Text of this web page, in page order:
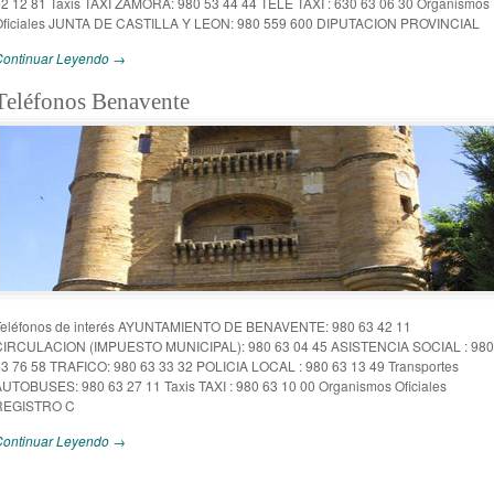
JUNTA DE CASTILLA Y LEON: 980 559 600 DIPUTACION PROVINCIAL
Leyendo →
Benavente
de interés AYUNTAMIENTO DE BENAVENTE: 980 63 42 11
(IMPUESTO MUNICIPAL): 980 63 04 45 ASISTENCIA SOCIAL : 980
76 58 TRAFICO: 980 63 33 32 POLICIA LOCAL : 980 63 13 49 Transportes
980 63 27 11 Taxis TAXI : 980 63 10 00 Organismos Oficiales
C
Leyendo →